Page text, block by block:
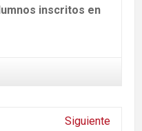
inscritos en
Siguiente